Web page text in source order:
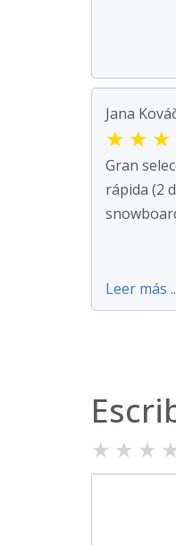
Jana
★ ★ ★
Gran
rápida (2
Leer más
★ ★ ★